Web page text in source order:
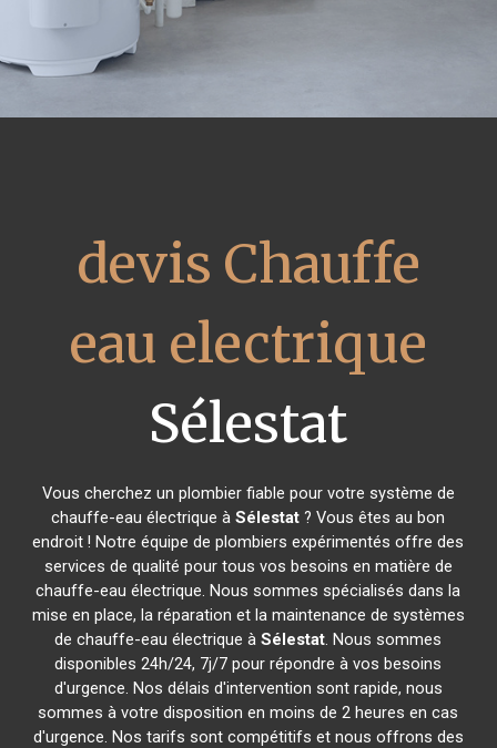
devis Chauffe
eau electrique
Sélestat
Vous cherchez un plombier fiable pour votre système de
chauffe-eau électrique àSélestat ? Vous êtes au bon
endroit ! Notre équipe de plombiers expérimentés offre des
services de qualité pour tous vos besoins en matière de
chauffe-eau électrique. Nous sommes spécialisés dans la
mise en place, la réparation et la maintenance de systèmes
de chauffe-eau électrique àSélestat. Nous sommes
disponibles 24h/24, 7j/7 pour répondre à vos besoins
d'urgence. Nos délais d'intervention sont rapide, nous
sommes à votre disposition en moins de 2 heures en cas
d'urgence. Nos tarifs sont compétitifs et nous offrons des